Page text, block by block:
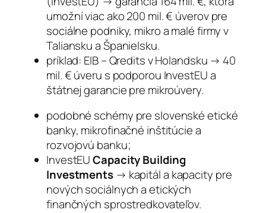
umožní viac ako 200 mil. € úverov pre
sociálne podniky, mikro a malé firmy v
Taliansku a Španielsku.
príklad: EIB – Qredits v Holandsku → 40
mil. € úveru s podporou InvestEU a
štátnej garancie pre mikroúvery.
podobné schémy pre slovenské etické
banky, mikrofinačné inštitúcie a
rozvojovú banku;
InvestEUCapacity Building
Investments→ kapitál a kapacity pre
nových sociálnych a etických
finančných sprostredkovateľov.